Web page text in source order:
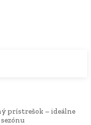
prístrešok – ideálne